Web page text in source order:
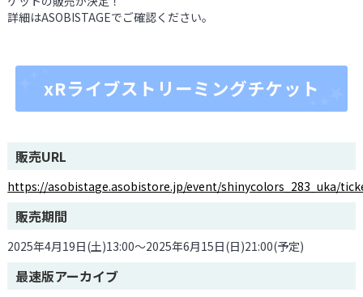
詳細はASOBISTAGEでご確認ください。
xRライブストリーミングチケット
販売URL
https://asobistage.asobistore.jp/event/shinycolors_283_uka/
販売期間
2025年4月19日(土)13:00～2025年6月15日(日)21:00(予定)
最速版アーカイブ